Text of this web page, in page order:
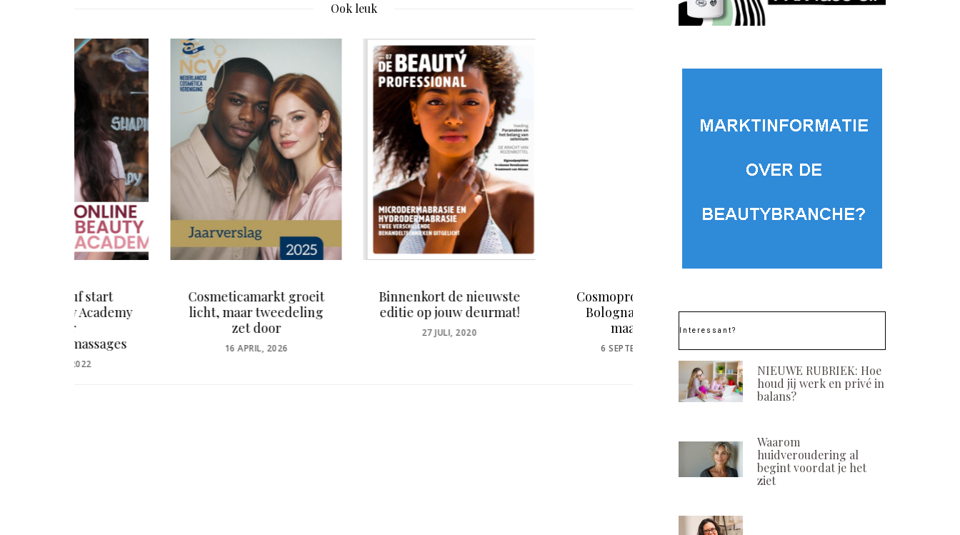
Ook leuk
Cosmeticamarkt groeit
licht, maar tweedeling
Binnenkort de nieuwste
editie op jouw deurmat!
Cosmoprof Worldwide
Bologna – 10 t/m 14
Het resultaat van Dian
de Jong
POSTED
ON
10 DECEMBER, 2020
Het
Interessant?
NIEUWE RUBRIEK: Hoe
houd jij werk en privé in
balans?
Waarom
huidveroudering al
begint voordat je het
ziet